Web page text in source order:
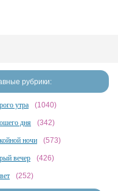
рубрики:
утра (1040)
дня (342)
ночи (573)
вечер (426)
(252)